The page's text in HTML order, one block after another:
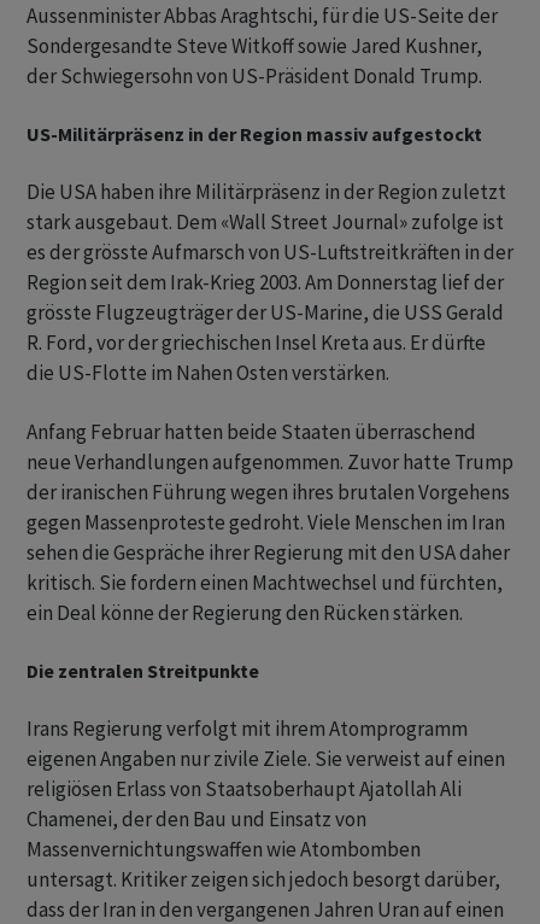
Aussenminister Abbas Araghtschi, für die US-Seite der
Sondergesandte Steve Witkoff sowie Jared Kushner,
der Schwiegersohn von US-Präsident Donald Trump.
US-Militärpräsenz in der Region massiv aufgestockt
Die USA haben ihre Militärpräsenz in der Region zuletzt
stark ausgebaut. Dem «Wall Street Journal» zufolge ist
es der grösste Aufmarsch von US-Luftstreitkräften in der
Region seit dem Irak-Krieg 2003. Am Donnerstag lief der
grösste Flugzeugträger der US-Marine, die USS Gerald
R. Ford, vor der griechischen Insel Kreta aus. Er dürfte
die US-Flotte im Nahen Osten verstärken.
Anfang Februar hatten beide Staaten überraschend
neue Verhandlungen aufgenommen. Zuvor hatte Trump
der iranischen Führung wegen ihres brutalen Vorgehens
gegen Massenproteste gedroht. Viele Menschen im Iran
sehen die Gespräche ihrer Regierung mit den USA daher
kritisch. Sie fordern einen Machtwechsel und fürchten,
ein Deal könne der Regierung den Rücken stärken.
Die zentralen Streitpunkte
Irans Regierung verfolgt mit ihrem Atomprogramm
eigenen Angaben nur zivile Ziele. Sie verweist auf einen
religiösen Erlass von Staatsoberhaupt Ajatollah Ali
Chamenei, der den Bau und Einsatz von
Massenvernichtungswaffen wie Atombomben
untersagt. Kritiker zeigen sich jedoch besorgt darüber,
dass der Iran in den vergangenen Jahren Uran auf einen